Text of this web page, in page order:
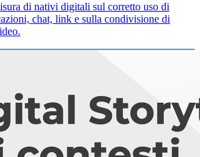
di nativi digitali sul corretto uso di
chat, link e sulla condivisione di